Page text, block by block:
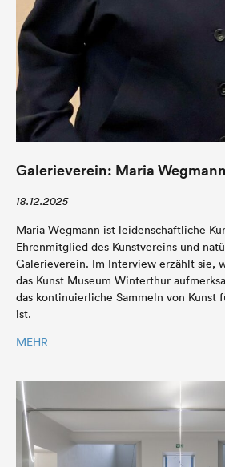
Galerieverein: Maria Wegmann
18.12.2025
Maria Wegmann ist leidenschaftliche
Ehrenmitglied des Kunstvereins und
Galerieverein. Im Interview erzählt sie,
das Kunst Museum Winterthur
das kontinuierliche Sammeln von Kunst
ist.
MEHR